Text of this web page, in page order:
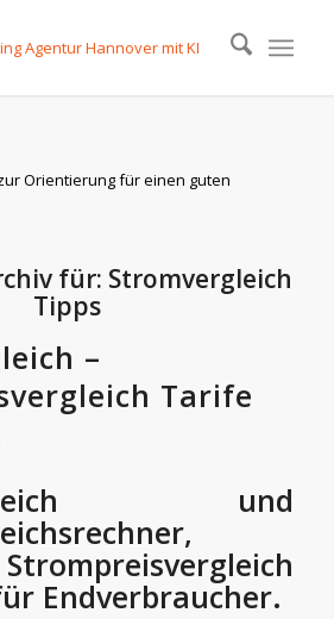
Orientierung für einen guten
für: Stromvergleich
Tipps
–
Tarife
und
Endverbraucher.